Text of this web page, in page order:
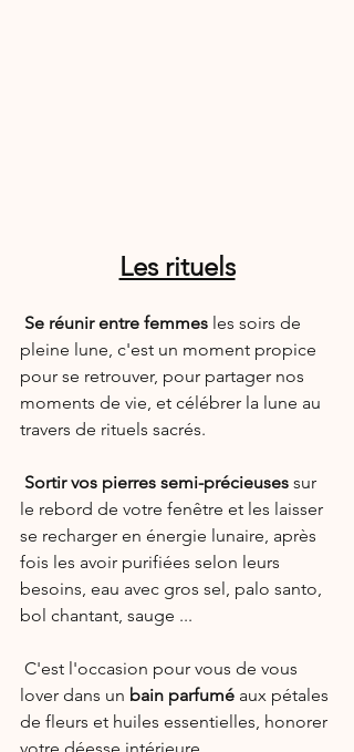
Les rituels
Se réunir entre femmes les soirs de
pleine lune, c'est un moment propice
pour se retrouver, pour partager nos
moments de vie, et célébrer la lune au
travers de rituels sacrés.
Sortir vos pierres semi-précieuses sur
le rebord de votre fenêtre et les laisser
se recharger en énergie lunaire, après
fois les avoir purifiées selon leurs
besoins, eau avec gros sel, palo santo,
bol chantant, sauge ...
lover dans un bain parfumé aux pétales
de fleurs et huiles essentielles, honorer